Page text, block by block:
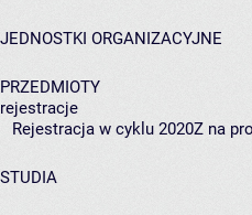
JEDNOSTKI ORGANIZACYJNE
PRZEDMIOTY
rejestracje
Rejestracja w cyklu 2020Z na
STUDIA